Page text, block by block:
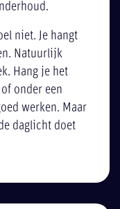
niet. Je hangt
Natuurlijk
Hang je het
onder een
werken. Maar
daglicht doet